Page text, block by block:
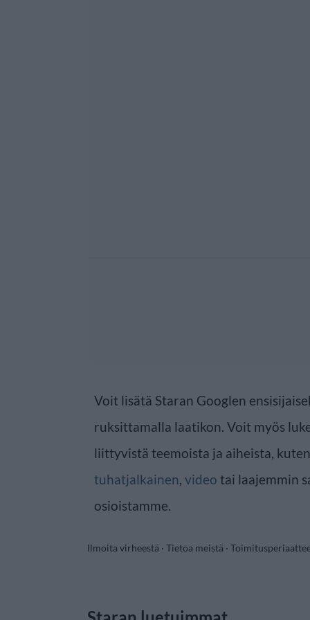
Voit lisätä Staran Googlen
ruksittamalla laatikon. Voit myös
liittyvistä teemoista ja aiheista, kuten
tuhatjalkainen, video tai laajemmin
osioistamme.
Ilmoita virheestä · Tietoa meistä ·